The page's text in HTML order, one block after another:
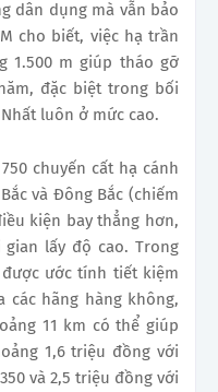
dân dụng mà vẫn bảo
cho biết, việc hạ trần
1.500 m giúp tháo gỡ
đặc biệt trong bối
luôn ở mức cao.
chuyến cất hạ cánh
và Đông Bắc (chiếm
kiện bay thẳng hơn,
lấy độ cao. Trong
ước tính tiết kiệm
các hãng hàng không,
11 km có thể giúp
1,6 triệu đồng với
và 2,5 triệu đồng với